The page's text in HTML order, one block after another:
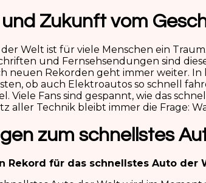
Zukunft vom
der Welt ist für viele Menschen ein
und Fernsehsendungen sind
neuen Rekorden geht immer weiter.
ob auch Elektroautos so schnell
Viele Fans sind gespannt, wie das
aller Technik bleibt immer die Frage:
zum schnellstes
Rekord für das schnellstes Auto der